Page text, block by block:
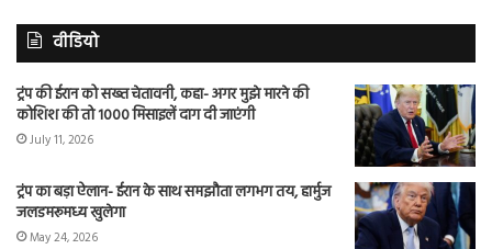
वीडियो
ट्रंप की ईरान को सख्त चेतावनी, कहा- अगर मुझे मारने की
कोशिश की तो 1000 मिसाइलें दाग दी जाएंगी
July 11, 2026
ट्रंप का बड़ा ऐलान- ईरान के साथ समझौता लगभग तय, हार्मुज
जलडमरूमध्य खुलेगा
May 24, 2026